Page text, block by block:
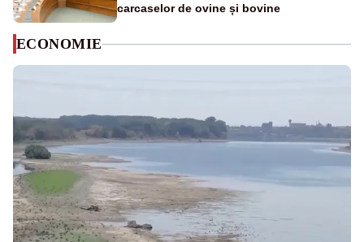
carcaselor de ovine și bovine
ECONOMIE